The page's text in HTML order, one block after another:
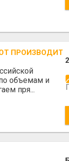
объемам и
пря...